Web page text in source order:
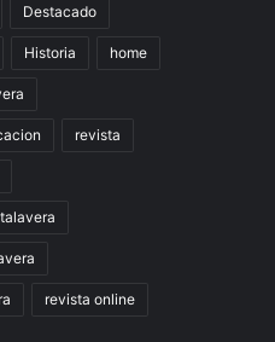
Destacado
Historia home
revista
revista online